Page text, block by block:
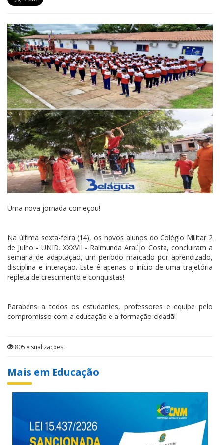
Uma nova jornada começou!
Na última sexta-feira (14), os novos alunos do Colégio Militar 2
de Julho - UNID. XXXVII - Raimunda Araújo Costa, concluíram a
semana de adaptação, um período marcado por aprendizado,
disciplina e interação. Este é apenas o início de uma trajetória
repleta de crescimento e conquistas!
Parabéns a todos os estudantes, professores e equipe pelo
compromisso com a educação e a formação cidadã!
805 visualizações
Mais em Educação